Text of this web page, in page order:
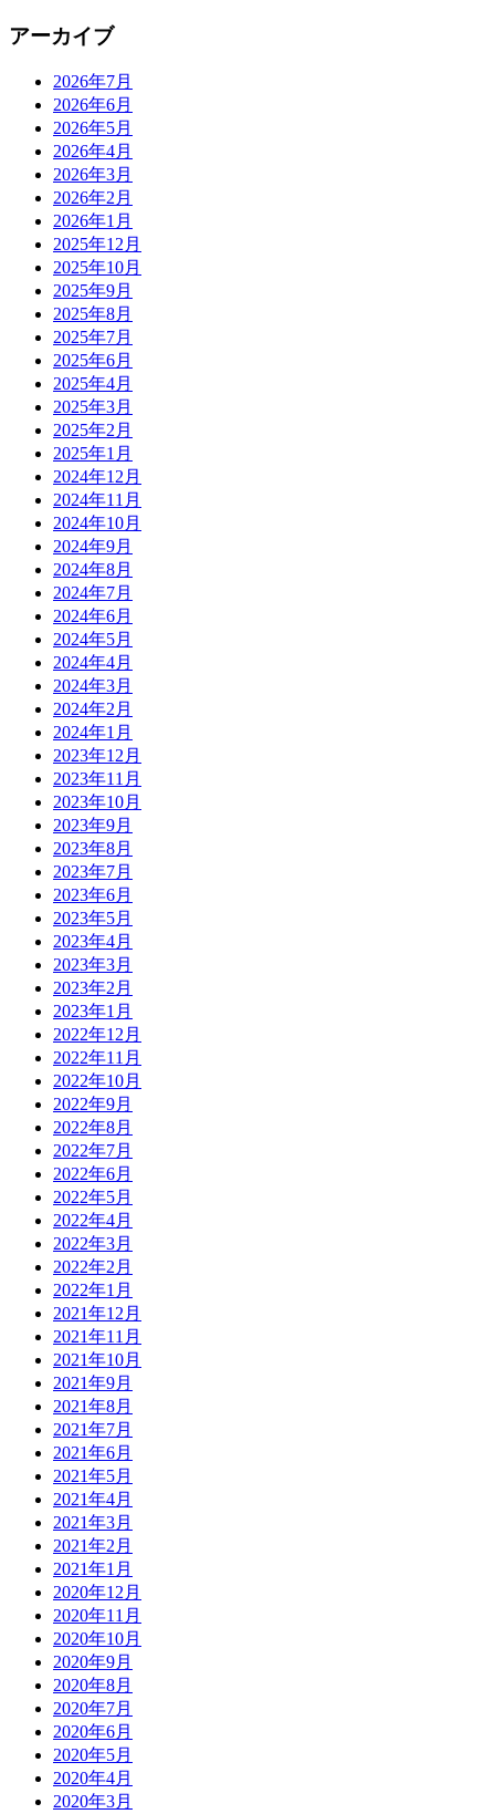
アーカイブ
2026年7月
2026年6月
2026年5月
2026年4月
2026年3月
2026年2月
2026年1月
2025年12月
2025年10月
2025年9月
2025年8月
2025年7月
2025年6月
2025年4月
2025年3月
2025年2月
2025年1月
2024年12月
2024年11月
2024年10月
2024年9月
2024年8月
2024年7月
2024年6月
2024年5月
2024年4月
2024年3月
2024年2月
2024年1月
2023年12月
2023年11月
2023年10月
2023年9月
2023年8月
2023年7月
2023年6月
2023年5月
2023年4月
2023年3月
2023年2月
2023年1月
2022年12月
2022年11月
2022年10月
2022年9月
2022年8月
2022年7月
2022年6月
2022年5月
2022年4月
2022年3月
2022年2月
2022年1月
2021年12月
2021年11月
2021年10月
2021年9月
2021年8月
2021年7月
2021年6月
2021年5月
2021年4月
2021年3月
2021年2月
2021年1月
2020年12月
2020年11月
2020年10月
2020年9月
2020年8月
2020年7月
2020年6月
2020年5月
2020年4月
2020年3月